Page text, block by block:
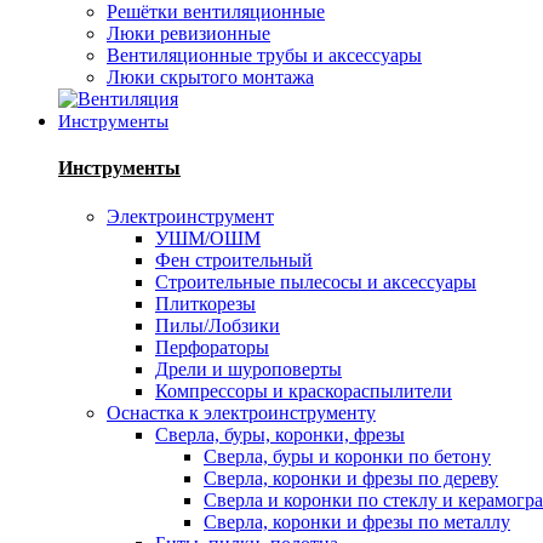
Решётки вентиляционные
Люки ревизионные
Вентиляционные трубы и аксессуары
Люки скрытого монтажа
Инструменты
Инструменты
Электроинструмент
УШМ/ОШМ
Фен строительный
Строительные пылесосы и аксессуары
Плиткорезы
Пилы/Лобзики
Перфораторы
Дрели и шуроповерты
Компрессоры и краскораспылители
Оснастка к электроинструменту
Сверла, буры, коронки, фрезы
Сверла, буры и коронки по бетону
Сверла, коронки и фрезы по дереву
Сверла и коронки по стеклу и
Сверла, коронки и фрезы по металлу